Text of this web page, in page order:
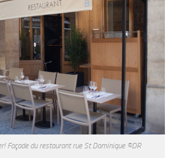
Façade du restaurant rue St Dominique ©DR